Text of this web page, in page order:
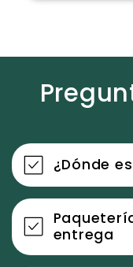
¿Dónde
entrega